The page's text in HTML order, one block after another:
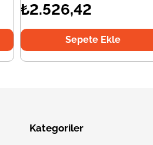
₺2.526,42
Sepete Ekle
Kategoriler